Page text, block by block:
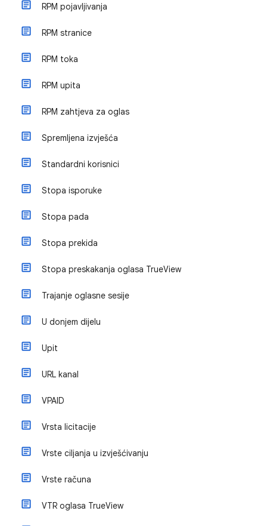
RPM pojavljivanja
RPM stranice
RPM toka
RPM upita
RPM zahtjeva za oglas
Spremljena izvješća
Standardni korisnici
Stopa isporuke
Stopa pada
Stopa prekida
Stopa preskakanja oglasa TrueView
Trajanje oglasne sesije
U donjem dijelu
Upit
URL kanal
VPAID
Vrsta licitacije
Vrste ciljanja u izvješćivanju
Vrste računa
VTR oglasa TrueView